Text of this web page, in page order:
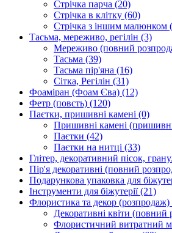
Стрічка парча (20)
Стрічка в клітку (60)
Стрічка з іншим малюнком
Тасьма, мереживо, регілін (3)
Мереживо (повний
Тасьма (39)
Тасьма пір'яна (16)
Сітка, Регілін (31)
Фоаміран (Фоам Єва) (12)
Фетр (повсть) (120)
Паєтки, пришивні камені (0)
Пришивні камені
Паєтки (42)
Паєтки на нитці (33)
Глітер, декоративний пісок,
Пір'я декоративні (повний
Подарункова упаковка для
Інструменти для біжутерії(21)
Флористика та декор (розпродаж)
Декоративні квіти (повний
Флористичний витратний